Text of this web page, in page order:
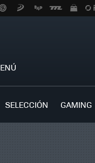
SELECCIÓN GAMING